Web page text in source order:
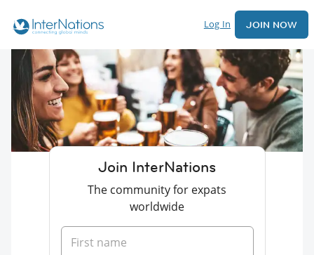
Log In JOIN NOW
Join InterNations
The community for expats
worldwide